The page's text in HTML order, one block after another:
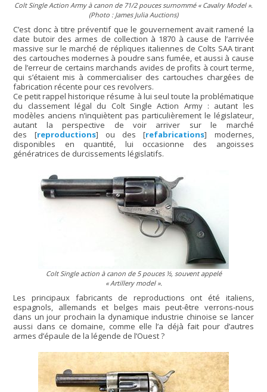
Colt Single Action Army à canon de 71/2 pouces surnommé « Cavalry Model ».
(Photo : James Julia Auctions)
C’est donc à titre préventif que le gouvernement avait ramené la
date butoir des armes de collection à 1870 à cause de l’arrivée
massive sur le marché de répliques italiennes de Colts SAA tirant
des cartouches modernes à poudre sans fumée, et aussi à cause
de l’erreur de certains marchands avides de profits à court terme,
qui s’étaient mis à commercialiser des cartouches chargées de
fabrication récente pour ces revolvers.
Ce petit rappel historique résume à lui seul toute la problématique
du classement légal du Colt Single Action Army : autant les
modèles anciens n’inquiètent pas particulièrement le législateur,
autant la perspective de voir arriver sur le marché
des [reproductions] ou des [refabrications] modernes,
disponibles en quantité, lui occasionne des angoisses
génératrices de durcissements législatifs.
Colt Single action à canon de 5 pouces ½, souvent appelé
« Artillery model ».
Les principaux fabricants de reproductions ont été italiens,
espagnols, allemands et belges mais peut-être verrons-nous
dans un jour prochain la dynamique industrie chinoise se lancer
aussi dans ce domaine, comme elle l’a déjà fait pour d’autres
armes d’épaule de la légende de l’Ouest ?